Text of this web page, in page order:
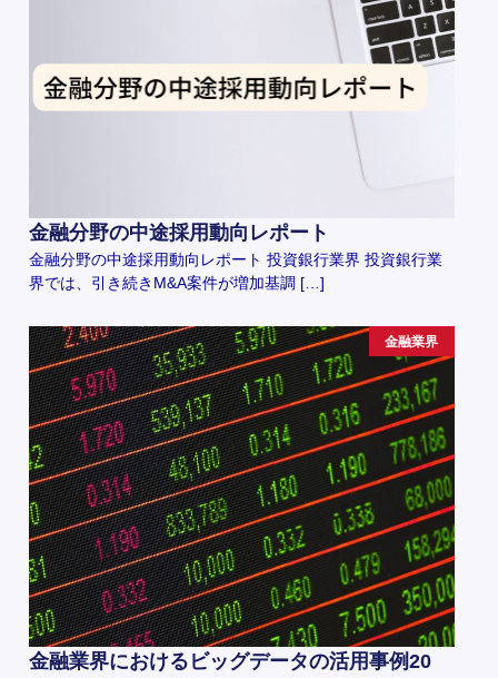
金融分野の中途採用動向レポート
金融分野の中途採用動向レポート 投資銀行業界 投資銀行業
界では、引き続きM&A案件が増加基調 […]
金融業界
金融業界におけるビッグデータの活用事例20